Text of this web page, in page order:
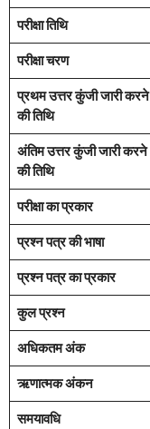
परीक्षा तिथि
परीक्षा चरण
प्रथम उत्तर कुंजी जारी करने
की तिथि
अंतिम उत्तर कुंजी जारी करने
की तिथि
परीक्षा का प्रकार
प्रश्न पत्र की भाषा
प्रश्न पत्र का प्रकार
कुल प्रश्न
अधिकतम अंक
ऋणात्मक अंकन
समयावधि